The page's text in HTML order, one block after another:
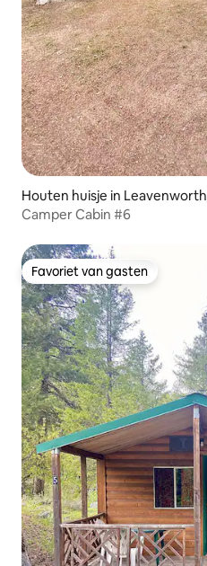
Houten huisje in Leavenworth
Camper Cabin #6
Favoriet van gasten
Favoriet van gasten